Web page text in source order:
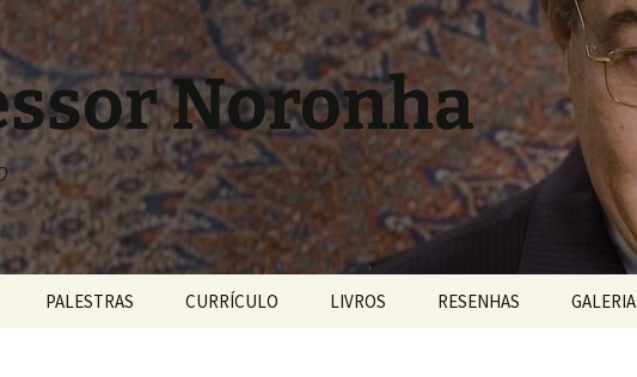
Noronha
PALESTRAS CURRÍCULO LIVROS RESENHAS GALERIA